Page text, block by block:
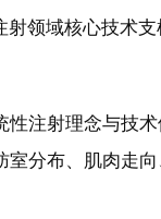
射领域核心技术
注射理念与技术
室分布、肌肉走